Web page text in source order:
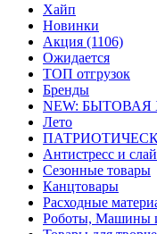
Хайп
Новинки
Акция (1106)
Ожидается
ТОП отгрузок
Бренды
NEW:
Лето
Антистресс и
Сезонные товары
Канцтовары
Расходные
Роботы, Машины